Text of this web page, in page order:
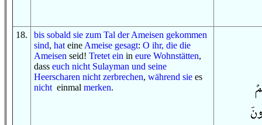
18. bis sobald sie zum Tal der Ameisen gekommen
sind, hat eine Ameise gesagt: O ihr, die die
Ameisen seid! Tretet ein in eure Wohnstätten,
dass euch nicht Sulayman und seine
Heerscharen nicht zerbrechen, während sie es
nicht einmal merken.